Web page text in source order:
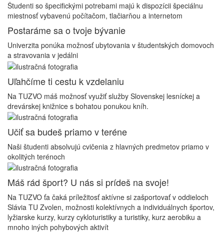
Študenti so špecifickými potrebami majú k dispozícii špeciálnu
miestnosť vybavenú počítačom, tlačiarňou a internetom
Postaráme sa o tvoje bývanie
Univerzita ponúka možnosť ubytovania v študentských domovoch
a stravovania v jedálni
Uľahčíme ti cestu k vzdelaniu
Na TUZVO máš možnosť využiť služby Slovenskej lesníckej a
drevárskej knižnice s bohatou ponukou kníh.
Učiť sa budeš priamo v teréne
Naši študenti absolvujú cvičenia z hlavných predmetov priamo v
okolitých terénoch
Máš rád šport? U nás si prídeš na svoje!
Na TUZVO ťa čaká príležitosť aktívne si zašportovať v oddieloch
Slávia TU Zvolen, možnosti kolektívnych a individuálnych športov,
lyžiarske kurzy, kurzy cykloturistiky a turistiky, kurz aerobiku a
mnoho iných pohybových aktivít